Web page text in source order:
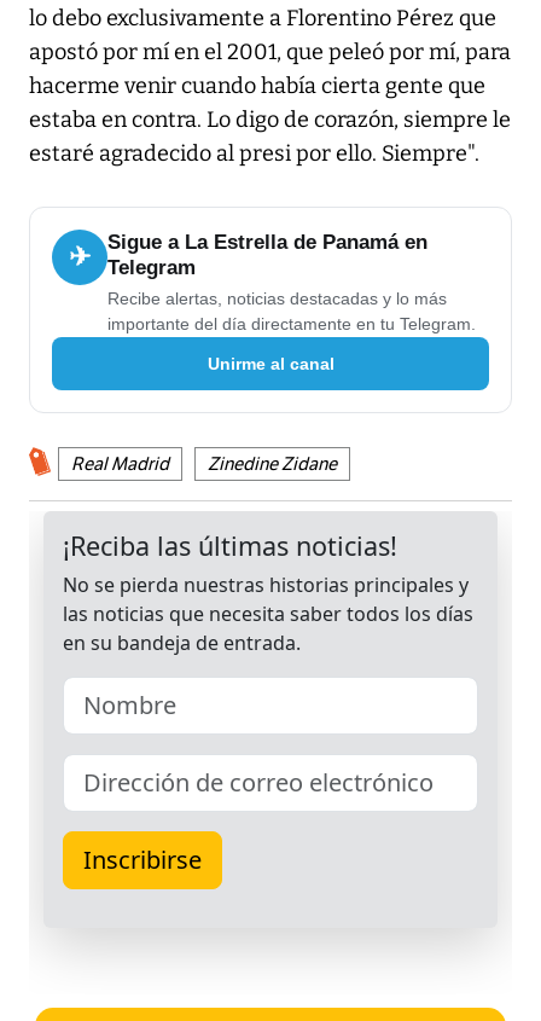
lo debo exclusivamente a Florentino Pérez que
apostó por mí en el 2001, que peleó por mí, para
hacerme venir cuando había cierta gente que
estaba en contra. Lo digo de corazón, siempre le
estaré agradecido al presi por ello. Siempre".
✈
Sigue a La Estrella de Panamá en
Telegram
Recibe alertas, noticias destacadas y lo más
importante del día directamente en tu Telegram.
Unirme al canal
Real Madrid Zinedine Zidane